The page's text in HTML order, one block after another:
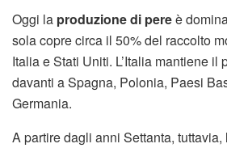
Oggi la produzione di pereè
sola copre circa il 50% del raccolto
Italia e Stati Uniti. L’Italia mantiene il
davanti a Spagna, Polonia, Paesi
Germania.
A partire dagli anni Settanta, tuttavia,